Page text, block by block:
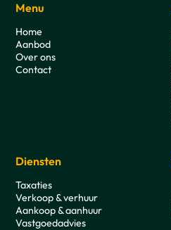
Menu
Home
Aanbod
Over ons
Contact
Diensten
Taxaties
Verkoop & verhuur
Aankoop & aanhuur
Vastgoedadvies